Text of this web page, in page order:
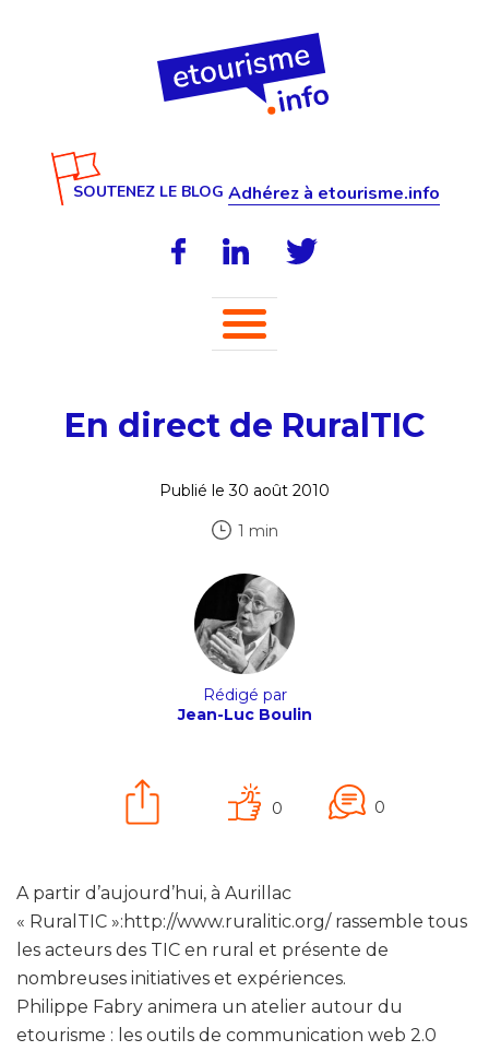
SOUTENEZ LE BLOG Adhérez à etourisme.info
En direct de RuralTIC
Publié le 30 août 2010
1 min
Rédigé par
Jean-Luc Boulin
0 0
A partir d’aujourd’hui, à Aurillac
« RuralTIC »:http://www.ruralitic.org/ rassemble tous
les acteurs des TIC en rural et présente de
nombreuses initiatives et expériences.
Philippe Fabry animera un atelier autour du
etourisme : les outils de communication web 2.0